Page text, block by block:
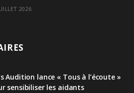
2026
Audition lance « Tous à l’écoute »
sensibiliser les aidants